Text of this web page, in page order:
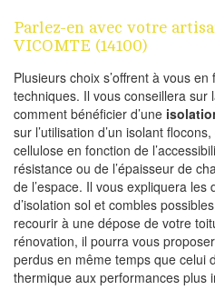
Parlez-en avec votre
VICOMTE (14100)
Plusieurs choix s’offrent à vous
techniques. Il vous conseillera sur
comment bénéficier d’une
sur l’utilisation d’un isolant
cellulose en fonction de
résistance ou de l’épaisseur de
de l’espace. Il vous expliquera les
d’isolation sol et combles
recourir à une dépose de votre
rénovation, il pourra vous
perdus en même temps que celui
thermique aux performances plus